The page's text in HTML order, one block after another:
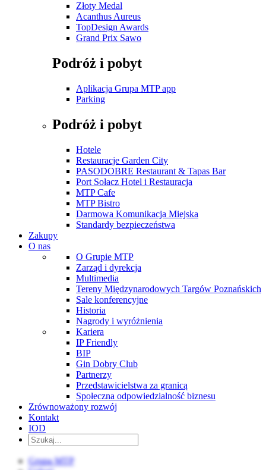
Złoty Medal
Acanthus Aureus
TopDesign Awards
Grand Prix Sawo
Podróż i pobyt
Aplikacja Grupa MTP app
Parking
Podróż i pobyt
Hotele
Restauracje Garden City
PASODOBRE Restaurant & Tapas Bar
Port Sołacz Hotel i Restauracja
MTP Cafe
MTP Bistro
Darmowa Komunikacja Miejska
Standardy bezpieczeństwa
Zakupy
O nas
O Grupie MTP
Zarząd i dyrekcja
Multimedia
Tereny Międzynarodowych Targów Poznańskich
Sale konferencyjne
Historia
Nagrody i wyróżnienia
Kariera
IP Friendly
BIP
Gin Dobry Club
Partnerzy
Przedstawicielstwa za granicą
Społeczna odpowiedzialność biznesu
Zrównoważony rozwój
Kontakt
IOD
Grupa MTP